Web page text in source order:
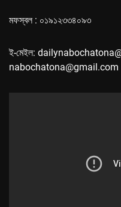
মফস্বল : ০১৯১২৩৩৪০৯৩
ই-মেইল:
nabochatona@gmail.com